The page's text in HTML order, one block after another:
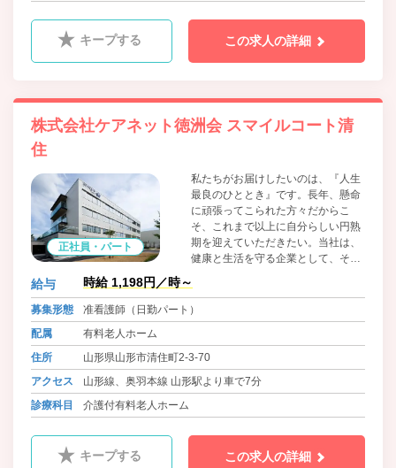
キープする この求人の詳細
株式会社ケアネット徳洲会 スマイルコート清
住
正社員・パート
私たちがお届けしたいのは、『人生
最良のひととき』です。長年、懸命
に頑張ってこられた方々だからこ
そ、これまで以上に自分らしい円熟
期を迎えていただきたい。当社は、
健康と生活を守る企業として、その
合企業です。『生命だけは平等だ』
という理念を掲げ、高齢化社会の新
しい豊かさを追求していきます。看
経験を基盤に活躍頂きたいと思いま
す。
給与 時給 1,198円／時～
募集形態
准看護師（日勤パート）
配属
有料老人ホーム
住所
山形県山形市清住町2-3-70
アクセス
山形線、奥羽本線 山形駅より車で7分
診療科目
介護付有料老人ホーム
キープする この求人の詳細